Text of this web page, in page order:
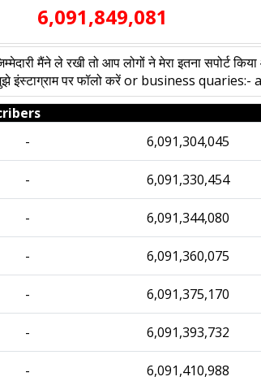
6,091,849,081
मैंने ले रखी तो आप लोगों ने मेरा इतना सपोर्ट
मुझे इंस्टाग्राम पर फॉलो करें or business
- 6,091,304,045
- 6,091,330,454
- 6,091,344,080
- 6,091,360,075
- 6,091,375,170
- 6,091,393,732
- 6,091,410,988